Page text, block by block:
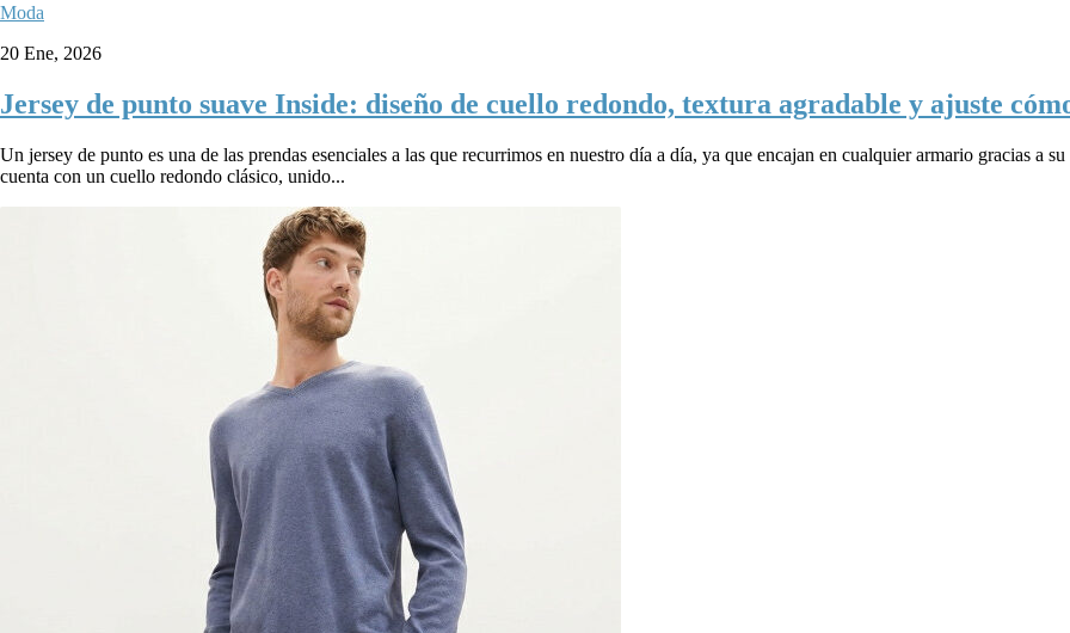
Moda
20 Ene, 2026
Jersey de punto suave Inside: diseño de cuello redondo, textura agradable y ajuste
Un jersey de punto es una de las prendas esenciales a las que recurrimos en nuestro día a día, ya que encajan en cualquier armario gracias a
cuenta con un cuello redondo clásico, unido...